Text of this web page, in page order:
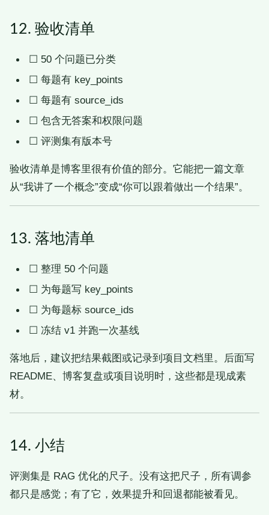
12. 验收清单
☐ 50 个问题已分类
☐ 每题有 key_points
☐ 每题有 source_ids
☐ 包含无答案和权限问题
☐ 评测集有版本号
验收清单是博客里很有价值的部分。它能把一篇文章
从“我讲了一个概念”变成“你可以跟着做出一个结果”。
13. 落地清单
☐ 整理 50 个问题
☐ 为每题写 key_points
☐ 为每题标 source_ids
☐ 冻结 v1 并跑一次基线
落地后，建议把结果截图或记录到项目文档里。后面写
README、博客复盘或项目说明时，这些都是现成素
材。
14. 小结
评测集是 RAG 优化的尺子。没有这把尺子，所有调参
都只是感觉；有了它，效果提升和回退都能被看见。